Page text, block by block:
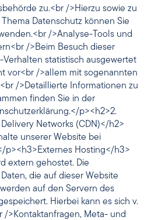
zu.<br />Hierzu sowie zu
Datenschutz können Sie
/>Analyse-Tools und
/>Beim Besuch dieser
Verhalten statistisch ausgewertet
vor<br />allem mit sogenannten
/>Detaillierte Informationen zu
finden Sie in der
p><h2>2.
Networks (CDN)</h2>
unserer Website bei
p><h3>Externes Hosting</h3>
extern gehostet. Die
die auf dieser Website
auf den Servern des
Hierbei kann es sich v.
/>Kontaktanfragen, Meta- und